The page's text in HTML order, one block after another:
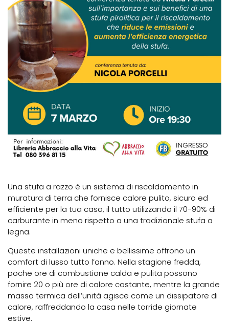
Una stufa a razzo è un sistema di riscaldamento in
muratura di terra che fornisce calore pulito, sicuro ed
efficiente per la tua casa, il tutto utilizzando il 70-90% di
carburante in meno rispetto a una tradizionale stufa a
legna.
Queste installazioni uniche e bellissime offrono un
comfort di lusso tutto l’anno. Nella stagione fredda,
poche ore di combustione calda e pulita possono
fornire 20 o più ore di calore costante, mentre la grande
massa termica dell’unità agisce come un dissipatore di
calore, raffreddando la casa nelle torride giornate
estive.